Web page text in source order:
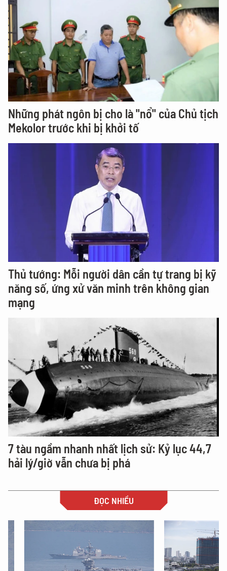
Những phát ngôn bị cho là "nổ" của Chủ tịch
Mekolor trước khi bị khởi tố
Thủ tướng: Mỗi người dân cần tự trang bị kỹ
năng số, ứng xử văn minh trên không gian
mạng
7 tàu ngầm nhanh nhất lịch sử: Kỷ lục 44,7
hải lý/giờ vẫn chưa bị phá
ĐỌC NHIỀU